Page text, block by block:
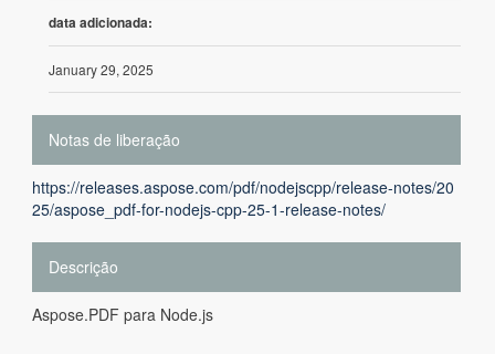
data adicionada:
January 29, 2025
Notas de liberação
https://releases.aspose.com/pdf/nodejscpp/release-notes/20
25/aspose_pdf-for-nodejs-cpp-25-1-release-notes/
Descrição
Aspose.PDF para Node.js